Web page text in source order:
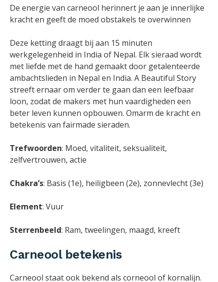
De energie van carneool herinnert je aan je innerlijke
kracht en geeft de moed obstakels te overwinnen
Deze ketting draagt bij aan 15 minuten
werkgelegenheid in India of Nepal. Elk sieraad wordt
met liefde met de hand gemaakt door getalenteerde
ambachtslieden in Nepal en India. A Beautiful Story
streeft ernaar om verder te gaan dan een leefbaar
loon, zodat de makers met hun vaardigheden een
beter leven kunnen opbouwen. Omarm de kracht en
betekenis van fairmade sieraden.
Trefwoorden: Moed, vitaliteit, seksualiteit,
zelfvertrouwen, actie
Chakra’s: Basis (1e), heiligbeen (2e), zonnevlecht (3e)
Element: Vuur
Sterrenbeeld: Ram, tweelingen, maagd, kreeft
Carneool betekenis
Carneool staat ook bekend als corneool of kornalijn.